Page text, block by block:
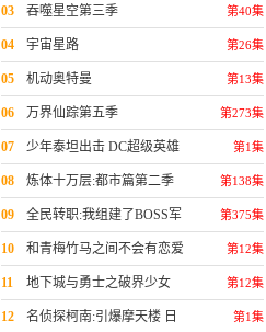
03 吞噬星空第三季 第40集
04 宇宙星路 第26集
05 机动奥特曼 第13集
06 万界仙踪第五季 第273集
07 少年泰坦出击 DC超级英雄
美少女:混乱的多元宇宙
第1集
08 炼体十万层:都市篇第二季 第138集
09 全民转职:我组建了BOSS军
团 动态漫画
第375集
10 和青梅竹马之间不会有恋爱
喜剧
第12集
11 地下城与勇士之破界少女 第12集
12 名侦探柯南:引爆摩天楼 日 第1集